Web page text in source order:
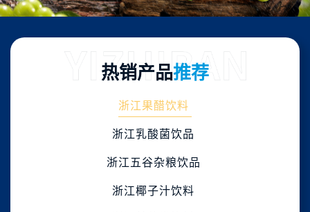
热销产品推荐
浙江果醋饮料
浙江乳酸菌饮品
浙江五谷杂粮饮品
浙江椰子汁饮料